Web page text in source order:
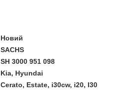
Новий
SACHS
SH 3000 951 098
Kia, Hyundai
Cerato, Estate, i30cw, i20, I30